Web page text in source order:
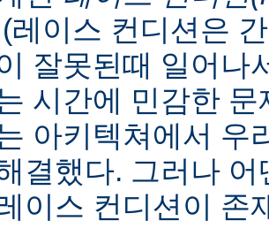
레이스 컨디션은
잘못된때 일어나
시간에 민감한
아키텍쳐에서 우
결했다. 그러나
이스 컨디션이 존